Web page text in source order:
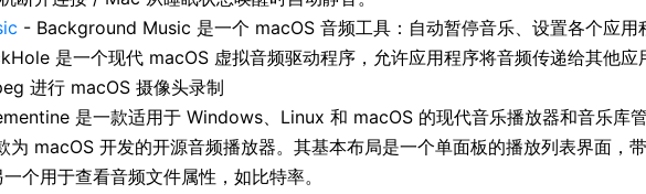
- Background Music 是一个 macOS 音频工具：自动暂停音乐、设置各个应用
是一个现代 macOS 虚拟音频驱动程序，允许应用程序将音频传递给其他应
进行 macOS 摄像头录制
是一款适用于 Windows、Linux 和 macOS 的现代音乐播放器和音乐库
为 macOS 开发的开源音频播放器。其基本布局是一个单面板的播放列表界面，
个用于查看音频文件属性，如比特率。